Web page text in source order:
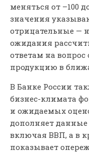
меняться от –100
значения
отрицательные —
ожидания
ответам на
продукцию в
В Банке России
бизнес-климата
и ожидаемых
дополняет
включая ВВП, а в
показывает